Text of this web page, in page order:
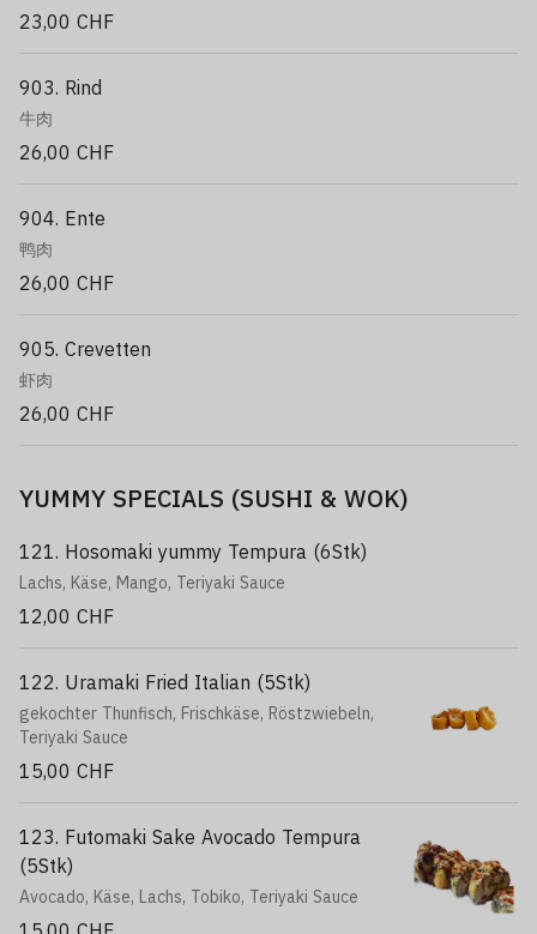
23,00 CHF
903. Rind
牛肉
26,00 CHF
904. Ente
鸭肉
26,00 CHF
905. Crevetten
虾肉
26,00 CHF
YUMMY SPECIALS (SUSHI & WOK)
121. Hosomaki yummy Tempura (6Stk)
Lachs, Käse, Mango, Teriyaki Sauce
12,00 CHF
122. Uramaki Fried Italian (5Stk)
gekochter Thunfisch, Frischkäse, Röstzwiebeln,
Teriyaki Sauce
15,00 CHF
123. Futomaki Sake Avocado Tempura
(5Stk)
Avocado, Käse, Lachs, Tobiko, Teriyaki Sauce